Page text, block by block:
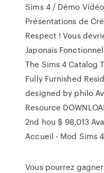
Sims 4 / Démo
Présentations de
Respect ! Vous
Japonais
The Sims 4 Catalog
Fully Furnished
designed by philo
Resource
2nd hou $ 98,013
Accueil - Mod Sims 4
Vous pourrez